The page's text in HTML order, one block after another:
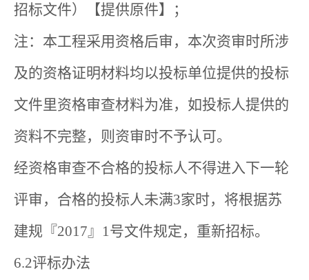
招标文件）【提供原件】；
注：本工程采用资格后审，本次资审时所涉
及的资格证明材料均以投标单位提供的投标
文件里资格审查材料为准，如投标人提供的
资料不完整，则资审时不予认可。
经资格审查不合格的投标人不得进入下一轮
评审，合格的投标人未满3家时，将根据苏
建规『2017』1号文件规定，重新招标。
6.2评标办法